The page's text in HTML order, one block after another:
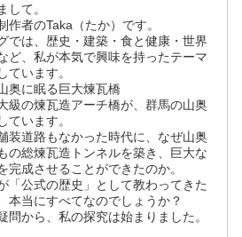
して。
作者のTaka（たか）です。
では、歴史・建築・食と健康・世界
ど、私が本気で興味を持ったテーマ
ています。
奥に眠る巨大煉瓦橋
級の煉瓦造アーチ橋が、群馬の山奥
ています。
装道路もなかった時代に、なぜ山奥
の総煉瓦造トンネルを築き、巨大な
完成させることができたのか。
「公式の歴史」として教わってきた
本当にすべてなのでしょうか？
問から、私の探究は始まりました。